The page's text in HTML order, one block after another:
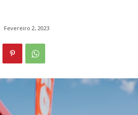
Fevereiro 2, 2023